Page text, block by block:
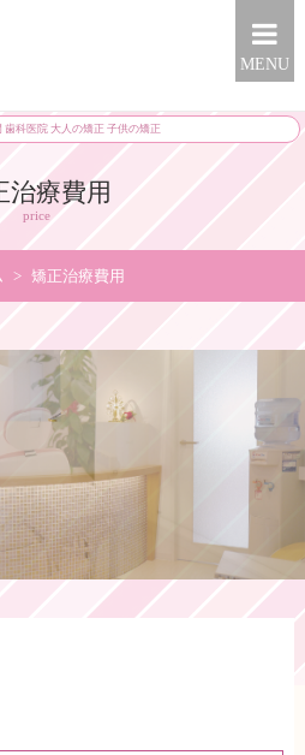
科医院 大人の矯正 子供の矯正
MENU
治療費用
price
> 矯正治療費用